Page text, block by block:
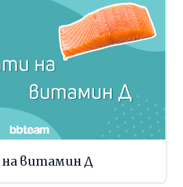
витамин Д